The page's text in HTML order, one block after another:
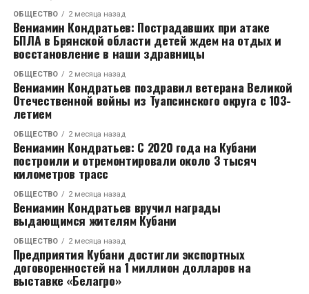
напомнила, кто я, и в каком настроении я должен
пребывать не только на концерте, но и по жизни», -
заявил певец.
Напомним, что роман с Кабак Тимур Родригез
перестал скрывать совсем недавно. Артист стал
приглашенным гостем в «шоу Воли», где впервые
заявил о своей любви к актрисе и назвал её лучшей
женщиной в мире. По словам шоумена, он наконец-
то нашел, что искал, и наслаждается каждым днем с
избранницей.
Откровения певца вызвали бурные споры в Сети.
Дело в том, что недавно Тимур Родригез впервые
откровенно рассказал о разводе с Анной
Девочкиной после 16 лет брака. Артист решил
разойтись с супругой осенью прошлого года. Он
признался, что объявил жене об этом решение по
ОБЩЕСТВО 2 месяца назад
Вениамин Кондратьев: Пострадавших при атаке
БПЛА в Брянской области детей ждем на отдых и
восстановление в наши здравницы
ОБЩЕСТВО 2 месяца назад
Вениамин Кондратьев поздравил ветерана Великой
Отечественной войны из Туапсинского округа с 103-
летием
ОБЩЕСТВО 2 месяца назад
Вениамин Кондратьев: С 2020 года на Кубани
построили и отремонтировали около 3 тысяч
километров трасс
ОБЩЕСТВО 2 месяца назад
Вениамин Кондратьев вручил награды
выдающимся жителям Кубани
ОБЩЕСТВО 2 месяца назад
Предприятия Кубани достигли экспортных
договоренностей на 1 миллион долларов на
выставке «Белагро»